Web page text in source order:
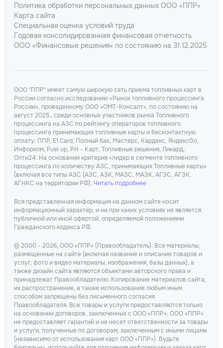
Политика обработки персональных данных ООО «ППР»
Карта сайта
Специальная оценка условий труда
Годовая консолидированная финансовая отчетность
ООО «Финансовые решения» по состоянию на 31.12.2025
ООО "ППР" имеет самую широкую сеть приема топливных карт в
России согласно исследованию «Рынок топливного процессинга
России», проведенному ООО «ОМТ-Консалт», по состоянию на
август 2025., среди основных участников рынка Топливного
процессинга на АЗС по рейтингу операторов топливного
процессинга принимающих топливные карты и бесконтактную
оплату: ППР, Е1 Card, Полный бак, Мастерс, Кардекс, ЯндексGo,
Инфорком, Fuel up, РН - Карт, Топливные решения, Ликард,
Опти24. На основании критерия «лидер в сегменте топливного
процессинга по количеству АЗС, принимающих Топливные карты»
(включая все типы АЗС (АЗС, АЗК, МАЗС, МАЗК, АГЗС, АГЗК,
АГНКС на территории РФ). Читать подробнее
Вся представленная информация на данном сайте носит
информационный характер, и ни при каких условиях не является
публичной или иной офертой, определяемой положениями
Гражданского кодекса РФ.
© 2000 - 2026, ООО «ППР» (Правообладатель). Все материалы,
размещенные на сайте (включая название и описание товаров и
услуг, фото и видео материалы, изображения, базы данных), а
также дизайн сайта являются объектами авторского права и
принадлежат Правообладателю. Копирование материалов сайта,
их распространение, а также использование любым иным
способом запрещены без письменного согласия
Правообладателя. Все товары и услуги предоставляются только
на основании договоров, заключенных с ООО «ППР». ООО «ППР»
не предоставляет гарантий и не несет ответственности за товары
и услуги, полученные по договорам, заключенным с иными лицами
(независимо от использования карт ООО «ППР»). Будьте